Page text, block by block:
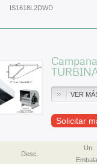
IS1618L2DWD
VER
Solicitar
Desc.
Un.